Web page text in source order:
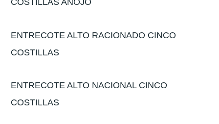
COSTILLAS AÑOJO
ENTRECOTE ALTO RACIONADO CINCO
COSTILLAS
ENTRECOTE ALTO NACIONAL CINCO
COSTILLAS